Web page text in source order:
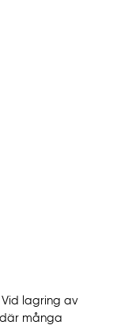
Vid lagring av
många